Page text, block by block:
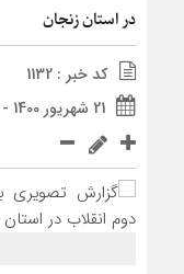
در استان زنجان
کد خبر : 1132
21 شهریور 1400 - 13:59